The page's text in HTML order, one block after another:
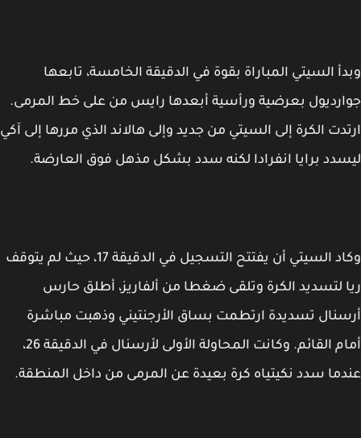
المباراة بقوة في الدقيقة الخامسة، تابعها
ورأسية أبعدها رايس من على خط المرمى.
إلى السيتي من جديد وإلى هالاند الذي مررها إلى آكي
انفرادا لكنه سدد بشكل مذهل فوق العارضة.
وكاد السيتي أن يفتتح التسجيل في الدقيقة 17، حيث لم يتوقف
الكرة وتلقى ضغطا من ألفاريز، أطلق حارس
ارتطمت بساق الأرجنتيني وذهبت مباشرة
أمام القائم. وكانت المحاولة الأولى لأرسنال في الدقيقة 26،
نكيتياه كرة بعيدة عن المرمى من داخل المنطقة.